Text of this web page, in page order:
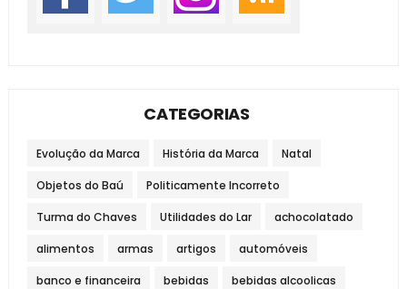
CATEGORIAS
Evolução da Marca História da Marca Natal
Objetos do Baú Politicamente Incorreto
Turma do Chaves Utilidades do Lar achocolatado
alimentos armas artigos automóveis
banco e financeira bebidas bebidas alcoolicas